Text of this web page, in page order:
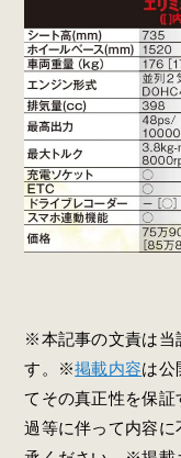
※本記事の文責は当
す。※掲載内容は公
てその真正性を保
過等に伴って内容に